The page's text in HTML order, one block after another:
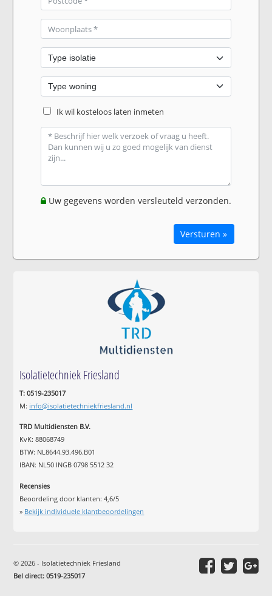
Ik wil kosteloos laten inmeten
Uw gegevens worden versleuteld verzonden.
Versturen »
Isolatietechniek Friesland
T: 0519-235017
M: info@isolatietechniekfriesland.nl
TRD Multidiensten B.V.
KvK: 88068749
BTW: NL8644.93.496.B01
IBAN: NL50 INGB 0798 5512 32
Recensies
Beoordeling door klanten:4,6/5
» Bekijk individuele klantbeoordelingen
© 2026 - Isolatietechniek Friesland
Bel direct: 0519-235017